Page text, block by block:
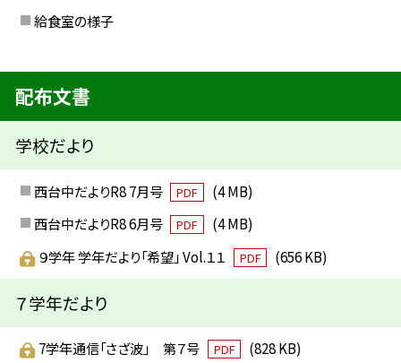
給食室の様子
配布文書
学校だより
西台中だよりR8 7月号 PDF
(4 MB)
西台中だよりR8 6月号
PDF
(4 MB)
９学年 学年だより「希望」 Vol.１１
PDF (656 KB)
７学年だより
7学年通信「さざ波」 第７号 PDF
(828 KB)